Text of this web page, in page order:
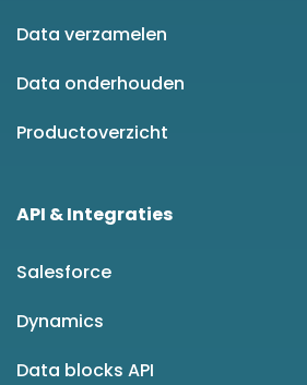
Data verzamelen
Data onderhouden
Productoverzicht
API & Integraties
Salesforce
Dynamics
Data blocks API